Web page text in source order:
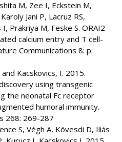
M, Zee I, Eckstein M,
Jani P, Lacruz RS,
Prakriya M, Feske S. ORAI2
calcium entry and T cell-
Communications 8: p.
Kacskovics, I. 2015.
using transgenic
the neonatal Fc receptor
humoral immunity.
268: 269-287
S, Végh A, Kövesdi D, Iliás